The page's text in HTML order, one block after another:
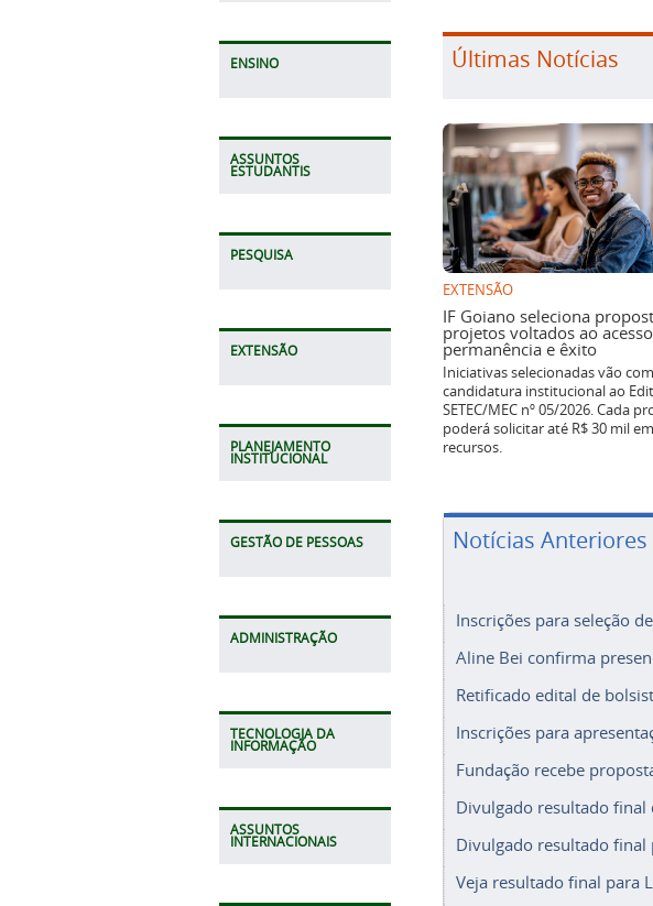
ENSINO
ASSUNTOS
ESTUDANTIS
PESQUISA
EXTENSÃO
PLANEJAMENTO
INSTITUCIONAL
GESTÃO DE PESSOAS
ADMINISTRAÇÃO
TECNOLOGIA DA
INFORMAÇÃO
ASSUNTOS
INTERNACIONAIS
Últimas Notícias
EXTENSÃO
IF Goiano seleciona
projetos voltados ao
permanência e êxito
Iniciativas selecionadas vão
candidatura institucional ao
SETEC/MEC nº 05/2026. Cada
poderá solicitar até R$ 30 mil em
recursos.
Notícias Anteriores
Inscrições para seleção
Aline Bei confirma
Retificado edital de
Inscrições para
Fundação recebe
Divulgado resultado final
Divulgado resultado final
Veja resultado final para